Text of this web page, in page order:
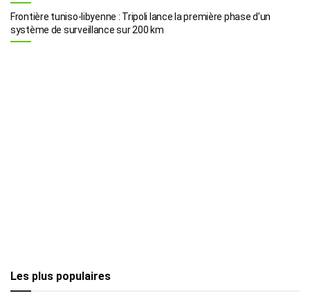
Frontière tuniso-libyenne : Tripoli lance la première phase d’un
système de surveillance sur 200 km
Les plus populaires